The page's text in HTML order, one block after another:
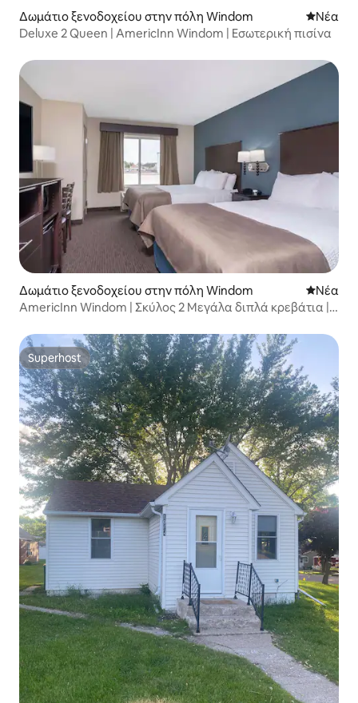
Δωμάτιο ξενοδοχείου στην πόλη Windom Νέος
Νέα
Deluxe 2 Queen | AmericInn Windom | Εσωτερική πισίνα
Δωμάτιο ξενοδοχείου στην πόλη Windom Νέος
Νέα
AmericInn Windom | Σκύλος 2 Μεγάλα διπλά κρεβάτια |
Superhost
Superhost